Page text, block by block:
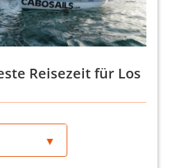
Reisezeit für Los